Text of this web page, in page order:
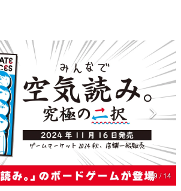
ゲームは面白い？
発者・hamatsu氏がゲームの魅力を画面や操作の
形から解き明かしていく、硬派で骨太な評論連載
が変えた日本語
」「裏技」「ラスボス」… ゲームにまつわる言葉
用法の変遷を、コンピューター文化史研究家・タ
氏が徹底調査。
9 / 14